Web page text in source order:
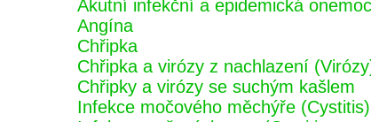
Akutní infekční a epidemická
Angína
Chřipka
Chřipka a virózy z nachlazení
Chřipky a virózy se suchým kašlem
Infekce močového měchýře (Cystitis)